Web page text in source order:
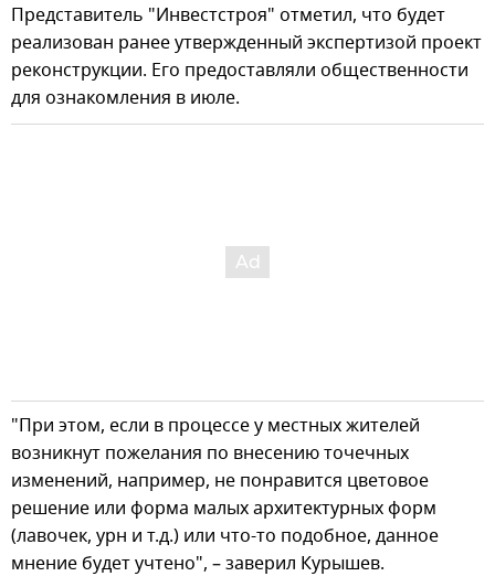
Представитель "Инвестстроя" отметил, что будет
реализован ранее утвержденный экспертизой проект
реконструкции. Его предоставляли общественности
для ознакомления в июле.
"При этом, если в процессе у местных жителей
возникнут пожелания по внесению точечных
изменений, например, не понравится цветовое
решение или форма малых архитектурных форм
(лавочек, урн и т.д.) или что-то подобное, данное
мнение будет учтено", – заверил Курышев.